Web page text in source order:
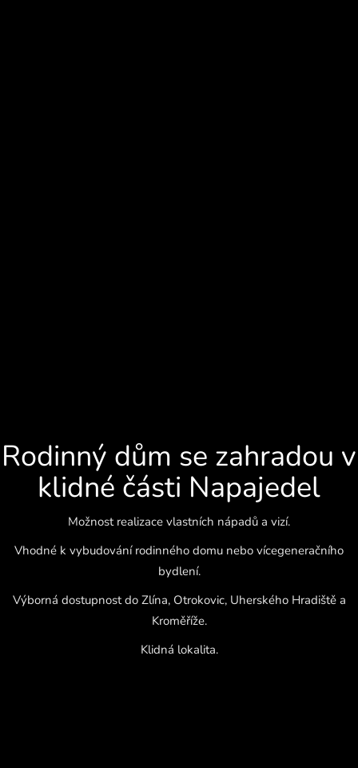
Rodinný dům se zahradou v
klidné části Napajedel
Možnost realizace vlastních nápadů a vizí.
Vhodné k vybudování rodinného domu nebo vícegeneračního
bydlení.
Výborná dostupnost do Zlína, Otrokovic, Uherského Hradiště a
Kroměříže.
Klidná lokalita.